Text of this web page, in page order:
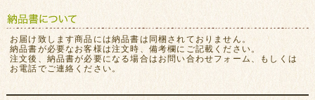
お届け致します商品には納品書は同梱されておりません。
納品書が必要なお客様は注文時、備考欄にご記載ください。
注文後、納品書が必要になる場合はお問い合わせフォーム、もしくは
お電話でご連絡ください。